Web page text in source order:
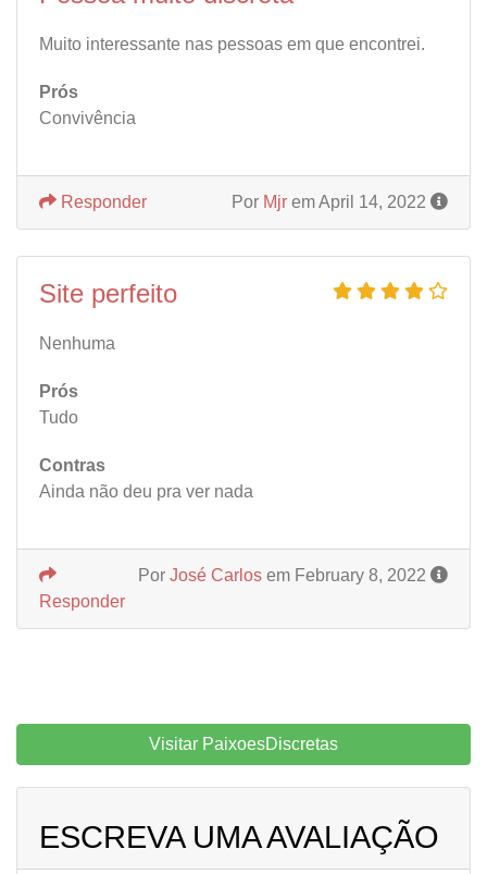
Muito interessante nas pessoas em que encontrei.
Prós
Convivência
Por Mjr em April 14, 2022
Responder
Site perfeito
Nenhuma
Prós
Tudo
Contras
Ainda não deu pra ver nada
Por José Carlos em February 8, 2022
Responder
Visitar PaixoesDiscretas
ESCREVA UMA AVALIAÇÃO